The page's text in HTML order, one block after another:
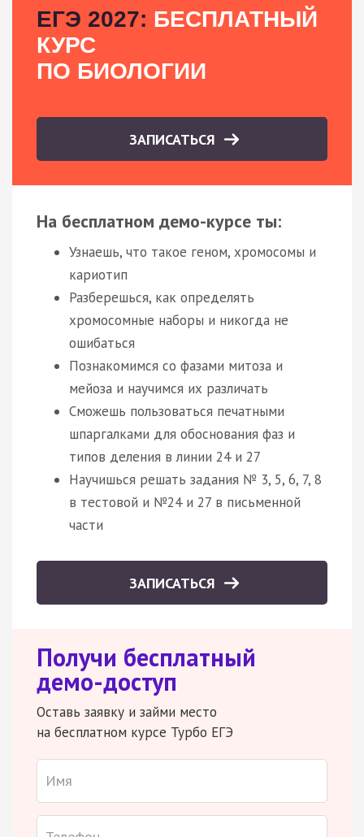
ЕГЭ 2027: БЕСПЛАТНЫЙ
КУРС
ПО БИОЛОГИИ
ЗАПИСАТЬСЯ
На бесплатном демо-курсе ты:
Узнаешь, что такое геном, хромосомы и
кариотип
Разберешься, как определять
хромосомные наборы и никогда не
ошибаться
Познакомимся со фазами митоза и
мейоза и научимся их различать
Сможешь пользоваться печатными
шпаргалками для обоснования фаз и
типов деления в линии 24 и 27
Научишься решать задания № 3, 5, 6, 7, 8
в тестовой и №24 и 27 в письменной
части
ЗАПИСАТЬСЯ
Получи бесплатный
демо-доступ
Оставь заявку и займи место
на бесплатном курсе Турбо ЕГЭ